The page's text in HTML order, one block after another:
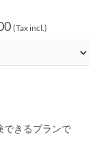
(Tax incl.)
できるプランで